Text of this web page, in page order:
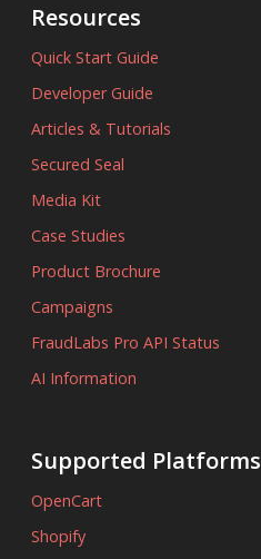
Resources
Quick Start Guide
Developer Guide
Articles & Tutorials
Secured Seal
Media Kit
Case Studies
Product Brochure
Campaigns
FraudLabs Pro API Status
AI Information
Supported Platforms
OpenCart
Shopify